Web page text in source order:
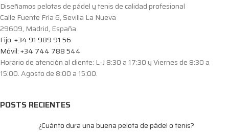
Diseñamos pelotas de pádel y tenis de calidad profesional
Calle Fuente Fría 6, Sevilla La Nueva
29609, Madrid, España
Fijo: +34 91 989 91 56
Móvil: +34 744 788 544
Horario de atención al cliente: L-J 8:30 a 17:30 y Viernes de 8:30 a
15:00. Agosto de 8:00 a 15:00.
POSTS RECIENTES
¿Cuánto dura una buena pelota de pádel o tenis?